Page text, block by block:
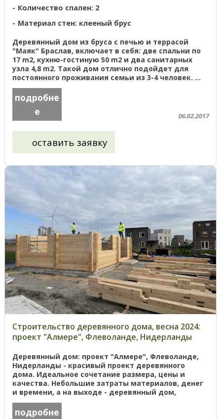
Количество спален: 2
Материал стен: клееный брус
Деревянный дом из бруса с печью и террасой
"Маяк" Браслав, включает в себя: две спальни по
17 m2, кухню-гостиную 50 m2 и два санитарных
узла 4,8 m2. Такой дом отлично подойдет для
постоянного проживания семьи из 3-4 человек. ...
подробне
е
06.02.2017
оставить заявку
Строительство деревянного дома, весна 2024:
проект "Алмере", Флеволанде, Нидерланды
Деревянный дом: проект "Алмере", Флеволанде,
Нидерланды - красивый проект деревянного
дома. Идеальное сочетание размера, цены и
качества. Небольшие затраты материалов, денег
и времени, а на выходе - деревянный дом,
которому позавидуют соседи. ...
подробне